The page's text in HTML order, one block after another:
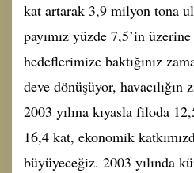
kat artarak 3,9 milyon tona
payımız yüzde 7,5’in
hedeflerimize baktığınız
deve dönüşüyor,
2003 yılına kıyasla filoda
16,4 kat, ekonomik
büyüyeceğiz. 2003 yılında